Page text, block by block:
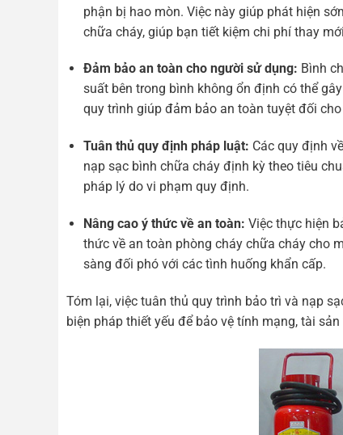
phận bị hao mòn. Việc này giúp phát hiện
chữa cháy, giúp bạn tiết kiệm chi phí thay
Đảm bảo an toàn cho người sử dụng: Bình
suất bên trong bình không ổn định có thể
quy trình giúp đảm bảo an toàn tuyệt đối
Tuân thủ quy định pháp luật: Các quy định
nạp sạc bình chữa cháy định kỳ theo tiêu
pháp lý do vi phạm quy định.
Nâng cao ý thức về an toàn: Việc thực hiện
thức về an toàn phòng cháy chữa cháy cho
sàng đối phó với các tình huống khẩn cấp.
Tóm lại, việc tuân thủ quy trình bảo trì và nạp
biện pháp thiết yếu để bảo vệ tính mạng, tài